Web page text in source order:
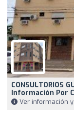
CONSULTORIOS
Información Por
Ver información